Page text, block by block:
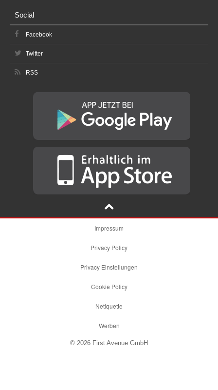
Social
Facebook
Twitter
RSS
Impressum
Privacy Policy
Privacy Einstellungen
Cookie Policy
Netiquette
Werben
© 2026 First Avenue GmbH